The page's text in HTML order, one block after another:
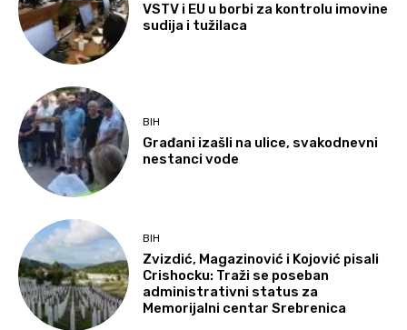
VSTV i EU u borbi za kontrolu imovine
sudija i tužilaca
BIH
Građani izašli na ulice, svakodnevni
nestanci vode
BIH
Zvizdić, Magazinović i Kojović pisali
Crishocku: Traži se poseban
administrativni status za
Memorijalni centar Srebrenica